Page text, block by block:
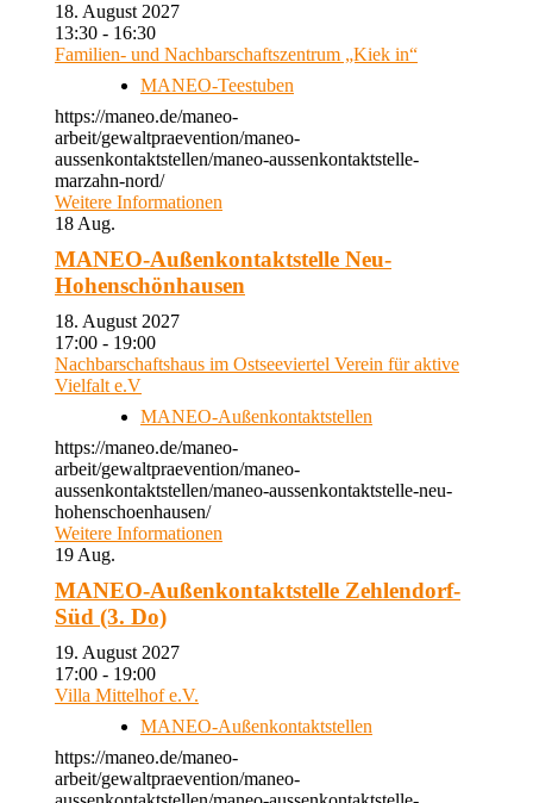
18. August 2027
13:30 - 16:30
Familien- und Nachbarschaftszentrum „Kiek in“
MANEO-Teestuben
https://maneo.de/maneo-
arbeit/gewaltpraevention/maneo-
aussenkontaktstellen/maneo-aussenkontaktstelle-
marzahn-nord/
Weitere Informationen
18 Aug.
MANEO-Außenkontaktstelle Neu-
Hohenschönhausen
18. August 2027
17:00 - 19:00
Nachbarschaftshaus im Ostseeviertel Verein für aktive
Vielfalt e.V
MANEO-Außenkontaktstellen
https://maneo.de/maneo-
arbeit/gewaltpraevention/maneo-
aussenkontaktstellen/maneo-aussenkontaktstelle-neu-
hohenschoenhausen/
Weitere Informationen
19 Aug.
MANEO-Außenkontaktstelle Zehlendorf-
Süd (3. Do)
19. August 2027
17:00 - 19:00
Villa Mittelhof e.V.
MANEO-Außenkontaktstellen
https://maneo.de/maneo-
arbeit/gewaltpraevention/maneo-